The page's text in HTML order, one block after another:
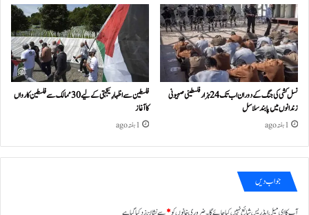
نسل کشی کی جنگ کے دوران اب تک 24ہزار فلسطینی صہیونی
زندانوں میں پابند سلاسل
1 ہفتہ ago
فلسطین سے اظہارِ یکجہتی کے لیے 30 ممالک سے فلسطین کارواں
کا آغاز
1 ہفتہ ago
جواب دیں